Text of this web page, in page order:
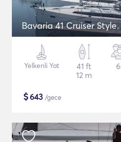
Bavaria 41 Cruiser Style
Yelkenli Yat
41 ft
12 m
6
$643 /gece